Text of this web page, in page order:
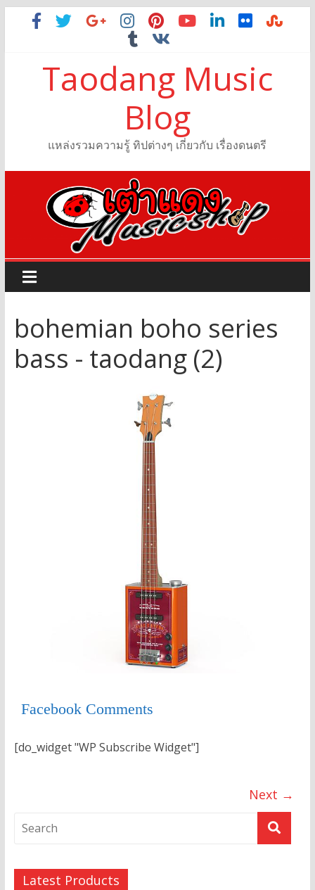
Taodang Music
Blog
แหล่งรวมความรู้ ทิปต่างๆ เกี่ยวกับ เรื่องดนตรี
bohemian boho series
bass - taodang (2)
Facebook Comments
[do_widget "WP Subscribe Widget"]
Next →
Latest Products